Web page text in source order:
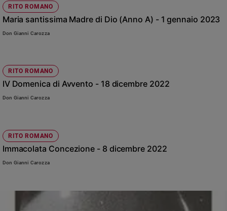
RITO ROMANO
Maria santissima Madre di Dio (Anno A) - 1 gennaio 2023
Don Gianni Carozza
RITO ROMANO
IV Domenica di Avvento - 18 dicembre 2022
Don Gianni Carozza
RITO ROMANO
Immacolata Concezione - 8 dicembre 2022
Don Gianni Carozza